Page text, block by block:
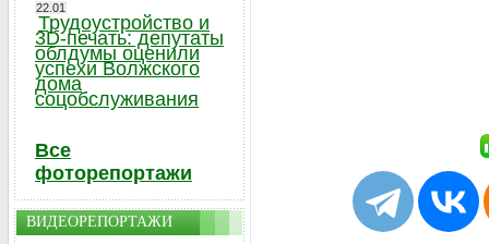
22.01
Трудоустройство и
3D-печать: депутаты
облдумы оценили
успехи Волжского
дома
соцобслуживания
Все
фоторепортажи
ВИДЕОРЕПОРТАЖИ